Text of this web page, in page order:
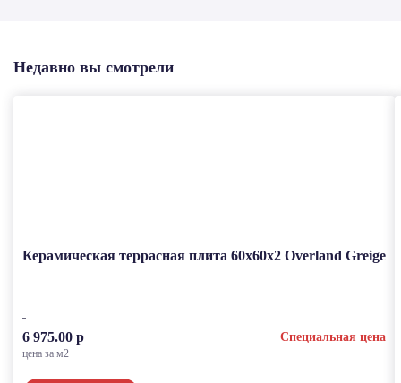
Недавно вы смотрели
Керамическая террасная плита 60x60x2 Overland Greige
6 975.00 р Специальная цена
цена за м2